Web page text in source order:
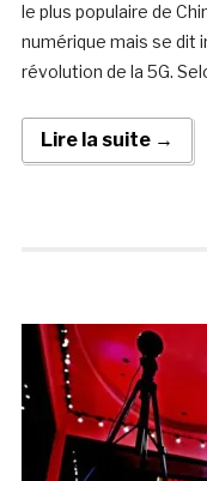
le plus populaire de
numérique mais se dit
révolution de la 5G.
Lire la suite →